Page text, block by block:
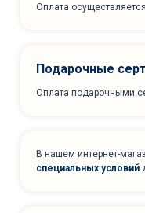
Оплата
Подарочные
Оплата подарочными
В нашем интернет-
специальных условий